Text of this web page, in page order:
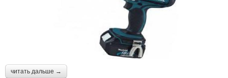
читать дальше →